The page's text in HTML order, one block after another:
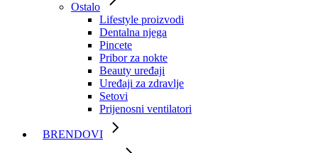
Ostalo
Lifestyle proizvodi
Dentalna njega
Pincete
Pribor za nokte
Beauty uređaji
Uređaji za zdravlje
Setovi
Prijenosni ventilatori
BRENDOVI